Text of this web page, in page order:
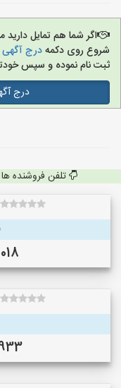
اگر شما هم تمایل
شروع روی دکمهدرج آگهی
ثبت نام نموده و سپس
درج
تلفن فروشنده